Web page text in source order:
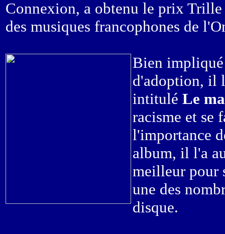
Connexion, a obtenu le prix Trille
des musiques francophones de
Bien impliqué
d'adoption, il
intitulé Le
racisme et se
l'importance
album, il l'a
meilleur pour
une des
disque.